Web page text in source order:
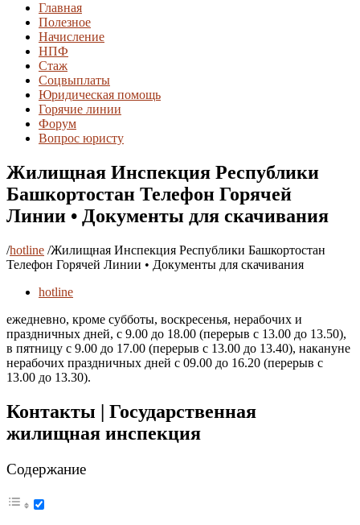
Главная
Полезное
Начисление
НПФ
Стаж
Соцвыплаты
Юридическая помощь
Горячие линии
Форум
Вопрос юристу
Жилищная Инспекция Республики
Башкортостан Телефон Горячей
Линии • Документы для скачивания
/hotline /Жилищная Инспекция Республики Башкортостан
Телефон Горячей Линии • Документы для скачивания
hotline
ежедневно, кроме субботы, воскресенья, нерабочих и
праздничных дней, с 9.00 до 18.00 (перерыв с 13.00 до 13.50),
в пятницу с 9.00 до 17.00 (перерыв с 13.00 до 13.40), накануне
нерабочих праздничных дней с 09.00 до 16.20 (перерыв с
13.00 до 13.30).
Контакты | Государственная
жилищная инспекция
Содержание